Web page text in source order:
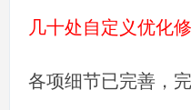
几十处自定义优化
各项细节已完善，